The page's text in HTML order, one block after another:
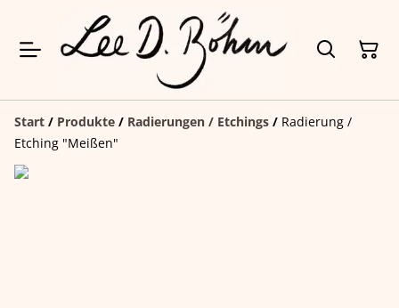
Start / Produkte / Radierungen / Etchings / Radierung /
Etching "Meißen"